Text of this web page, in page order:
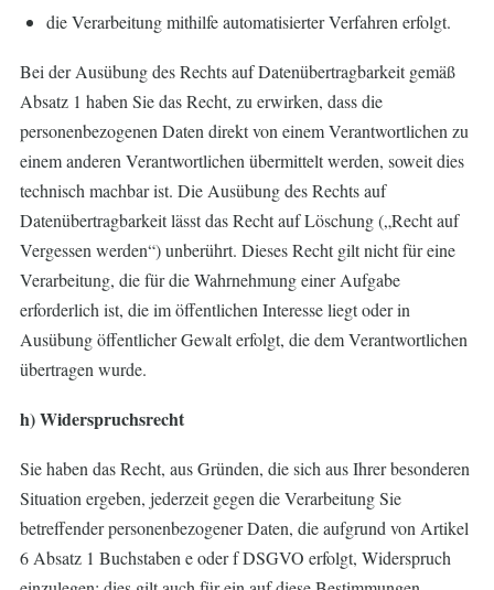
die Verarbeitung mithilfe automatisierter Verfahren erfolgt.
Bei der Ausübung des Rechts auf Datenübertragbarkeit gemäß
Absatz 1 haben Sie das Recht, zu erwirken, dass die
personenbezogenen Daten direkt von einem Verantwortlichen zu
einem anderen Verantwortlichen übermittelt werden, soweit dies
technisch machbar ist. Die Ausübung des Rechts auf
Datenübertragbarkeit lässt das Recht auf Löschung („Recht auf
Vergessen werden“) unberührt. Dieses Recht gilt nicht für eine
Verarbeitung, die für die Wahrnehmung einer Aufgabe
erforderlich ist, die im öffentlichen Interesse liegt oder in
Ausübung öffentlicher Gewalt erfolgt, die dem Verantwortlichen
übertragen wurde.
h) Widerspruchsrecht
Sie haben das Recht, aus Gründen, die sich aus Ihrer besonderen
Situation ergeben, jederzeit gegen die Verarbeitung Sie
betreffender personenbezogener Daten, die aufgrund von Artikel
6 Absatz 1 Buchstaben e oder f DSGVO erfolgt, Widerspruch